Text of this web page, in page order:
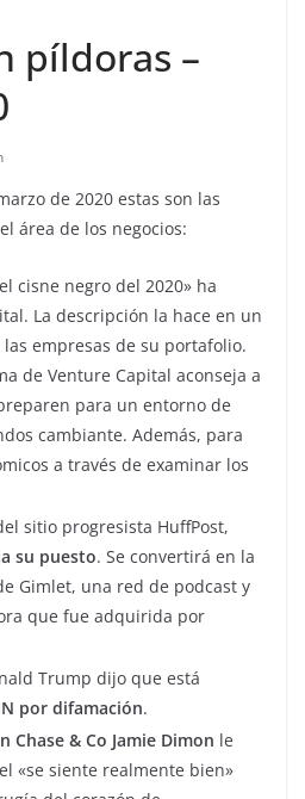
píldoras –
de 2020 estas son las
área de los negocios:
cisne negro del 2020» ha
La descripción la hace en un
empresas de su portafolio.
de Venture Capital aconseja a
para un entorno de
cambiante. Además, para
a través de examinar los
sitio progresista HuffPost,
su puesto. Se convertirá en la
Gimlet, una red de podcast y
que fue adquirida por
Trump dijo que está
por difamación.
Chase & Co Jamie Dimon le
«se siente realmente bien»